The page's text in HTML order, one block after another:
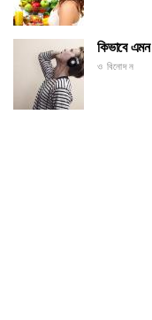
কিভাবে
ও বিনোদন